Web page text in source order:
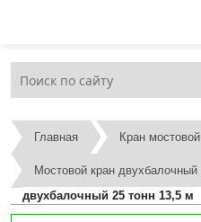
Главная Кран мостовой
Мостовой кран двухбалочный
двухбалочный 25 тонн 13,5 м